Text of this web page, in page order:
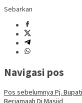
Sebarkan
Navigasi pos
Pos sebelumnya Pj.
Berjamaah Di Masjid